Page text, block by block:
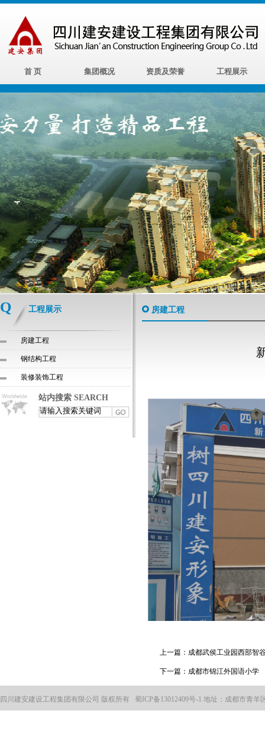
首 页 集团概况 资质及荣誉 工程展示
1
Q 工程展示
房建工程
钢结构工程
装修装饰工程
站内搜索 SEARCH
房建工程
上一篇： 成都武侯工业园西部智
下一篇： 成都市锦江外国语小学
四川建安建设工程集团有限公司 版权所有 蜀ICP备13012409号-1 地址：成都市青羊